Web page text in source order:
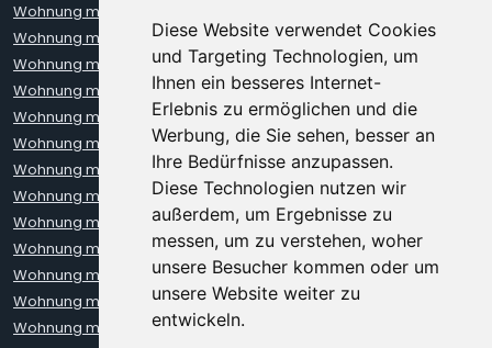
Diese Website verwendet Cookies
und Targeting Technologien, um
Ihnen ein besseres Internet-
Erlebnis zu ermöglichen und die
Werbung, die Sie sehen, besser an
Ihre Bedürfnisse anzupassen.
Diese Technologien nutzen wir
außerdem, um Ergebnisse zu
messen, um zu verstehen, woher
unsere Besucher kommen oder um
unsere Website weiter zu
entwickeln.
Wohnung mieten Bremen
Wohnung mieten Dresden
Wohnung mieten Düsseldorf
Wohnung mieten Erfurt
Wohnung mieten Frankfurt
Wohnung mieten Freiburg
Wohnung mieten Hamburg
Wohnung mieten Hannover
Wohnung mieten Heidelberg
Wohnung mieten Karlsruhe
Wohnung mieten Kiel
Wohnung mieten Kleve
Wohnung mieten Koblenz
Wohnung mieten Köln
Wohnung mieten Krefeld
Wohnung mieten Leipzig
Wohnung mieten Leverkusen
Wohnung mieten Lübeck
Wohnung mieten Mainz
Wohnung mieten Mannheim
Wohnung mieten München
Wohnung mieten Münster
Wohnung mieten Neuss
Wohnung mieten Nürnberg